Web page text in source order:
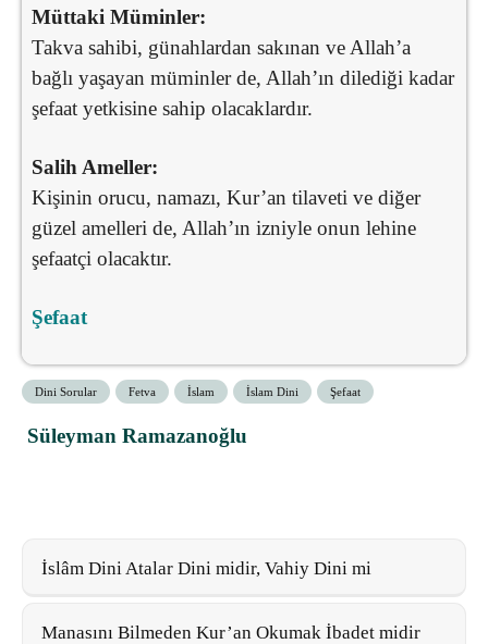
Müttaki Müminler:
Takva sahibi, günahlardan sakınan ve Allah’a
bağlı yaşayan müminler de, Allah’ın dilediği kadar
şefaat yetkisine sahip olacaklardır.
Salih Ameller:
Kişinin orucu, namazı, Kur’an tilaveti ve diğer
güzel amelleri de, Allah’ın izniyle onun lehine
şefaatçi olacaktır.
Şefaat
Dini Sorular Fetva İslam İslam Dini Şefaat
Süleyman Ramazanoğlu
İslâm Dini Atalar Dini midir, Vahiy Dini mi
Manasını Bilmeden Kur’an Okumak İbadet midir